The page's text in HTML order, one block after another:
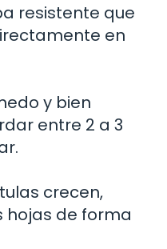
resistente que
en
y bien
entre 2 a 3
crecen,
hojas de forma